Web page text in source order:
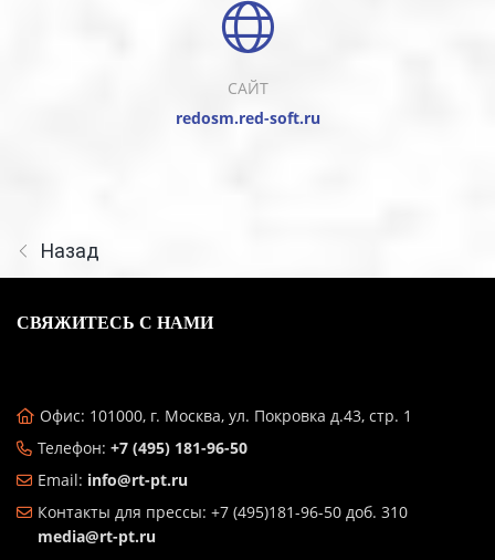
САЙТ
redosm.red-soft.ru
Назад
СВЯЖИТЕСЬ С НАМИ
Офис: 101000, г. Москва, ул. Покровка д.43, стр. 1
Телефон: +7 (495) 181-96-50
Email: info@rt-pt.ru
Контакты для прессы: +7 (495)181-96-50 доб. 310
media@rt-pt.ru